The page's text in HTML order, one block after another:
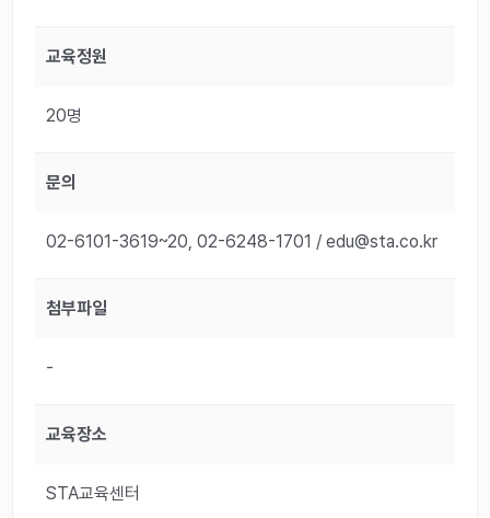
교육정원
20명
문의
02-6101-3619~20, 02-6248-1701 / edu@sta.co.kr
첨부파일
-
교육장소
STA교육센터